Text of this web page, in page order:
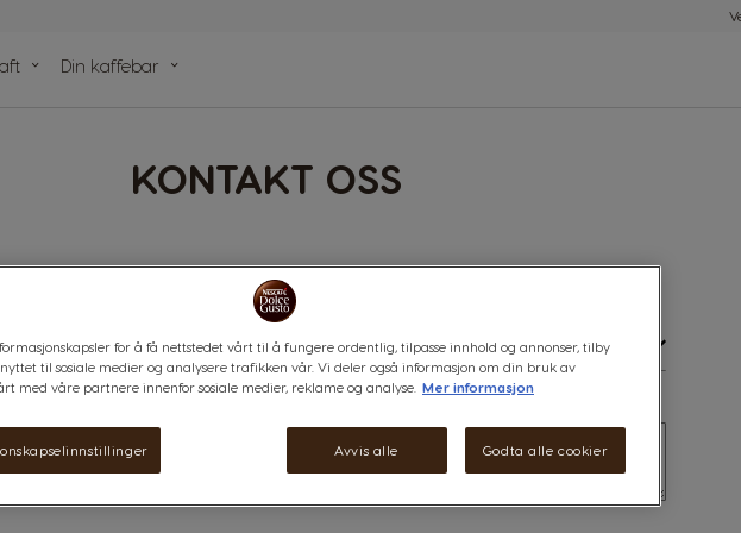
Din kaffebar
KONTAKT OSS
for å få nettstedet vårt til å fungere ordentlig, tilpasse innhold og annonser, tilby
til sosiale medier og analysere trafikken vår. Vi deler også informasjon om din bruk av
med våre partnere innenfor sosiale medier, reklame og analyse. Mer informasjon
Avvis alle Godta alle cookier